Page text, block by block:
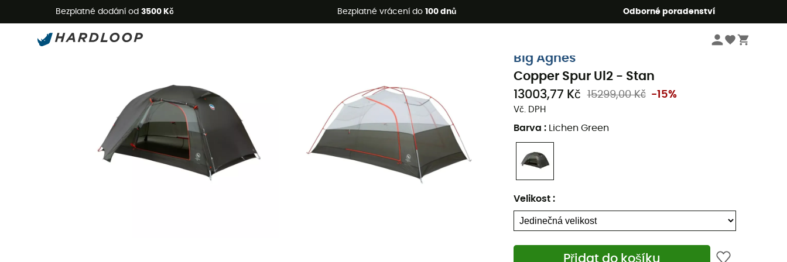
Bezplatné dodání od 3500 Kč Bezplatné vrácení do 100 dnů Odborné poradenství
Letní akce 🔥 -5 % EXTRA při nákupu 2 produktů* s kódem Summer5
Big Agnes
Copper Spur Ul2 - Stan
13003,77 Kč
15299,00 Kč -15%
Vč. DPH
Barva : Lichen Green
Velikost :
Přidat do košíku